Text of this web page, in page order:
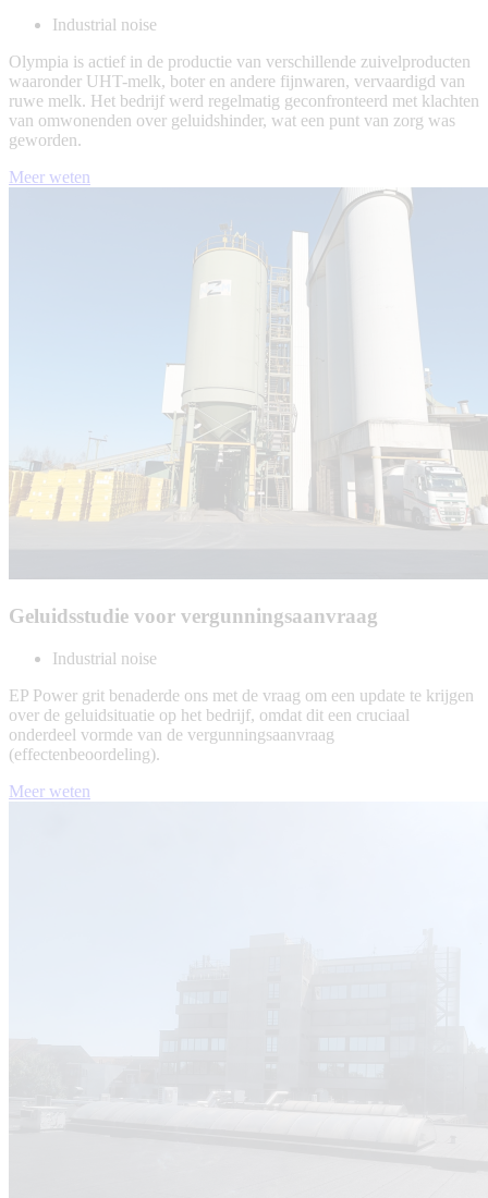
Industrial noise
Olympia is actief in de productie van verschillende zuivelproducten
waaronder UHT-melk, boter en andere fijnwaren, vervaardigd van
ruwe melk. Het bedrijf werd regelmatig geconfronteerd met klachten
van omwonenden over geluidshinder, wat een punt van zorg was
geworden.
Meer weten
Geluidsstudie voor vergunningsaanvraag
Industrial noise
EP Power grit benaderde ons met de vraag om een update te krijgen
over de geluidsituatie op het bedrijf, omdat dit een cruciaal
onderdeel vormde van de vergunningsaanvraag
(effectenbeoordeling).
Meer weten